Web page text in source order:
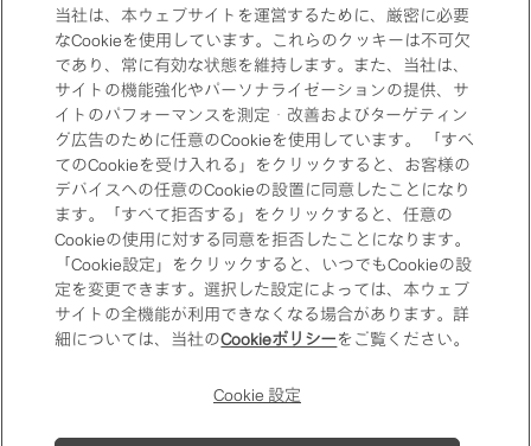
レイトチェックアウト
レストラン特典
記念日ご宿泊優待
よくあるご質問
当社は、本ウェブサイトを運営するために、厳密に必要
なCookieを使用しています。これらのクッキーは不可欠
であり、常に有効な状態を維持します。また、当社は、
サイトの機能強化やパーソナライゼーションの提供、サ
イトのパフォーマンスを測定・改善およびターゲティン
グ広告のために任意のCookieを使用しています。 「すべ
てのCookieを受け入れる」をクリックすると、お客様の
デバイスへの任意のCookieの設置に同意したことになり
ます。「すべて拒否する」をクリックすると、任意の
Cookieの使用に対する同意を拒否したことになります。
「Cookie設定」をクリックすると、いつでもCookieの設
定を変更できます。選択した設定によっては、本ウェブ
サイトの全機能が利用できなくなる場合があります。詳
細については、当社のCookieポリシーをご覧ください。
Cookie 設定